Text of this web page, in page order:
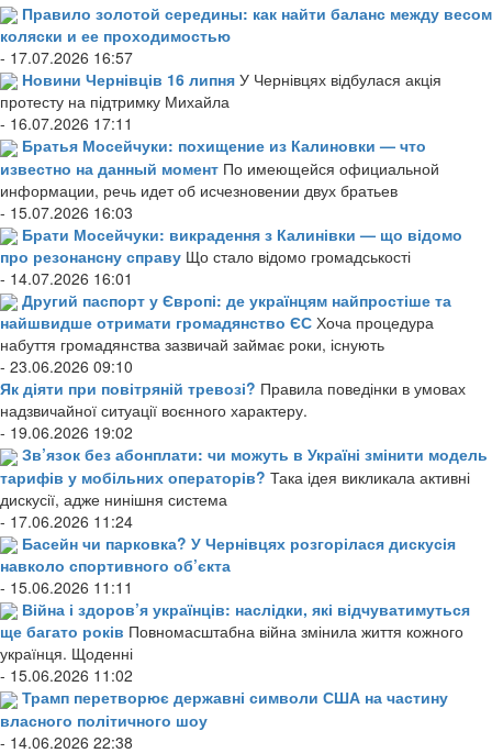
Правило золотой середины: как найти баланс между весом
коляски и ее проходимостью
- 17.07.2026 16:57
Новини Чернівців 16 липня У Чернівцях відбулася акція
протесту на підтримку Михайла
- 16.07.2026 17:11
Братья Мосейчуки: похищение из Калиновки — что
известно на данный момент По имеющейся официальной
информации, речь идет об исчезновении двух братьев
- 15.07.2026 16:03
Брати Мосейчуки: викрадення з Калинівки — що відомо
про резонансну справу Що стало відомо громадськості
- 14.07.2026 16:01
Другий паспорт у Європі: де українцям найпростіше та
найшвидше отримати громадянство ЄС Хоча процедура
набуття громадянства зазвичай займає роки, існують
- 23.06.2026 09:10
Як діяти при повітряній тревозі? Правила поведінки в умовах
надзвичайної ситуації воєнного характеру.
- 19.06.2026 19:02
Зв’язок без абонплати: чи можуть в Україні змінити модель
тарифів у мобільних операторів? Така ідея викликала активні
дискусії, адже нинішня система
- 17.06.2026 11:24
Басейн чи парковка? У Чернівцях розгорілася дискусія
навколо спортивного об’єкта
- 15.06.2026 11:11
Війна і здоров’я українців: наслідки, які відчуватимуться
ще багато років Повномасштабна війна змінила життя кожного
українця. Щоденні
- 15.06.2026 11:02
Трамп перетворює державні символи США на частину
власного політичного шоу
- 14.06.2026 22:38